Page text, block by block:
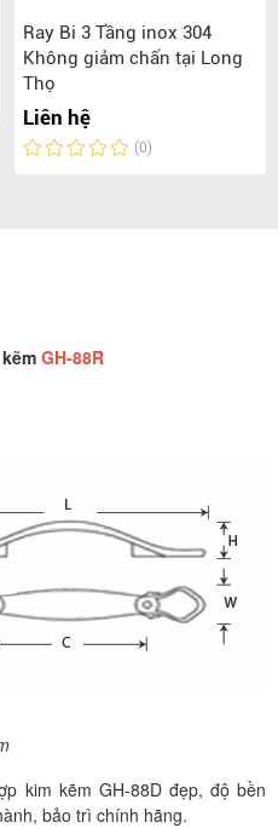
Ray Bi 3 Tầng inox 304
Không giảm chấn tại Long
Thọ
Liên hệ
(0)
GH-88R
kim kẽm GH-88D đẹp, độ bền
bảo trì chính hãng.